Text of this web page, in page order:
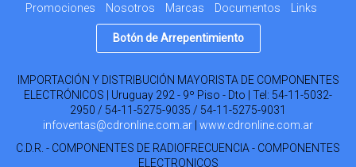
Promociones Nosotros Marcas Documentos Links
Botón de Arrepentimiento
IMPORTACIÓN Y DISTRIBUCIÓN MAYORISTA DE COMPONENTES
ELECTRÓNICOS | Uruguay 292 - 9º Piso - Dto | Tel: 54-11-5032-
2950 / 54-11-5275-9035 / 54-11-5275-9031
infoventas@cdronline.com.ar www.cdronline.com.ar
C.D.R. - COMPONENTES DE RADIOFRECUENCIA - COMPONENTES
ELECTRONICOS